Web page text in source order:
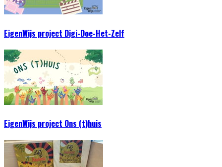
EigenWijs project Digi-Doe-Het-Zelf
EigenWijs project Ons (t)huis